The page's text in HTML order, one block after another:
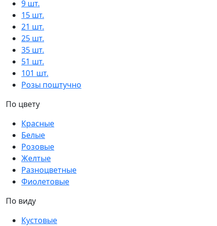
9 шт.
15 шт.
21 шт.
25 шт.
35 шт.
51 шт.
101 шт.
Розы поштучно
По цвету
Красные
Белые
Розовые
Желтые
Разноцветные
Фиолетовые
По виду
Кустовые